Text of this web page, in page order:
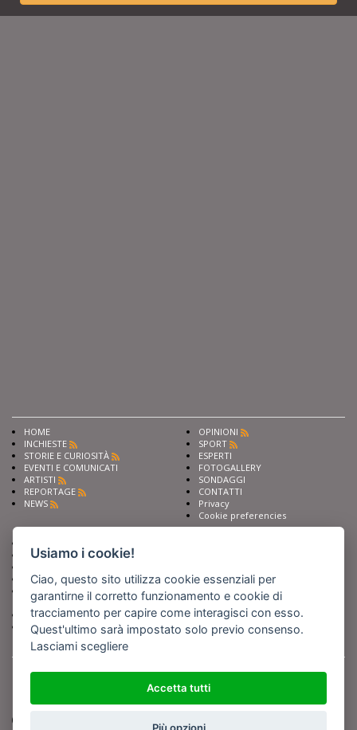
HOME
INCHIESTE
STORIE E CURIOSITÀ
EVENTI E COMUNICATI
ARTISTI
REPORTAGE
NEWS
OPINIONI
SPORT
ESPERTI
FOTOGALLERY
SONDAGGI
CONTATTI
Privacy
Cookie preferencies
Scrivi alla redazione
Sostieni Barinedita
Iscriviti al nostro corso di
giornalismo
Compra i nostri libri
Entra in Barinedita Map
Powered byNetboom
BARIREPORT s.a.s., Partita IVA 07355350724
Copyright BARIREPORT s.a.s. All rights reserved - Tutte le fotografie recanti il
logo di Barinedita sono state commissionate da BARIREPORT s.a.s. che ne
detiene i Diritti d'Autore e sono state prodotte nell'anno 2012 e seguenti
(tranne che non vi sia uno specifico anno di scatto riportato)
Usiamo i cookie!
Ciao, questo sito utilizza cookie essenziali per
garantirne il corretto funzionamento e cookie di
tracciamento per capire come interagisci con esso.
Quest'ultimo sarà impostato solo previo consenso.
Lasciami scegliere
Accetta tutti
Più opzioni